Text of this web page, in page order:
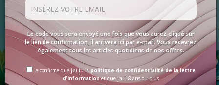
LES
SPÉCIALITÉS
SÉLECTIONS
ACCESSOIRES
PROMOS
Le code vous sera envoyé une fois que vous aurez cliqué sur
le lien de confirmation, il arrivera ici par e-mail. Vous recevrez
également tous les articles quotidiens de nos offres.
Je confirme que j'ai lu la politique de confidentialité de la lettre
d'informationet que j'ai 18 ans ou plus